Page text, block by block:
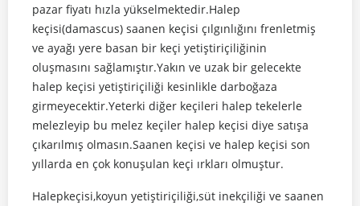
pazar fiyatı hızla yükselmektedir.Halep
keçisi(damascus) saanen keçisi çılgınlığını frenletmiş
ve ayağı yere basan bir keçi yetiştiriçiliğinin
oluşmasını sağlamıştır.Yakın ve uzak bir gelecekte
halep keçisi yetiştiriçiliği kesinlikle darboğaza
girmeyecektir.Yeterki diğer keçileri halep tekelerle
melezleyip bu melez keçiler halep keçisi diye satışa
çıkarılmış olmasın.Saanen keçisi ve halep keçisi son
yıllarda en çok konuşulan keçi ırkları olmuştur.
Halepkeçisi,koyun yetiştiriçiliği,süt inekçiliği ve saanen